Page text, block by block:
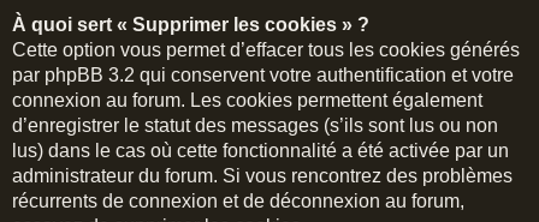
À quoi sert « Supprimer les cookies » ?
Cette option vous permet d’effacer tous les cookies générés
par phpBB 3.2 qui conservent votre authentification et votre
connexion au forum. Les cookies permettent également
d’enregistrer le statut des messages (s’ils sont lus ou non
lus) dans le cas où cette fonctionnalité a été activée par un
administrateur du forum. Si vous rencontrez des problèmes
récurrents de connexion et de déconnexion au forum,